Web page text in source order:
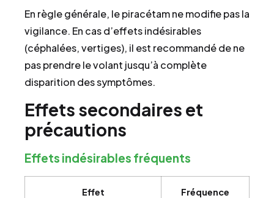
En règle générale, le piracétam ne modifie pas la
vigilance. En cas d’effets indésirables
(céphalées, vertiges), il est recommandé de ne
pas prendre le volant jusqu’à complète
disparition des symptômes.
Effets secondaires et
précautions
Effets indésirables fréquents
Effet Fréquence